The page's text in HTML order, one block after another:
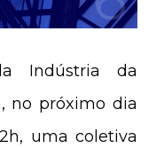
Indústria da
no próximo dia
uma coletiva